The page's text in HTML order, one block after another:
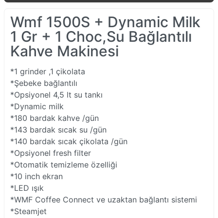
Wmf 1500S + Dynamic Milk
1 Gr + 1 Choc,Su Bağlantılı
Kahve Makinesi
*1 grinder ,1 çikolata
*Şebeke bağlantılı
*Opsiyonel 4,5 lt su tankı
*Dynamic milk
*180 bardak kahve /gün
*143 bardak sıcak su /gün
*140 bardak sıcak çikolata /gün
*Opsiyonel fresh filter
*Otomatik temizleme özelliği
*10 inch ekran
*LED ışık
*WMF Coffee Connect ve uzaktan bağlantı sistemi
*Steamjet